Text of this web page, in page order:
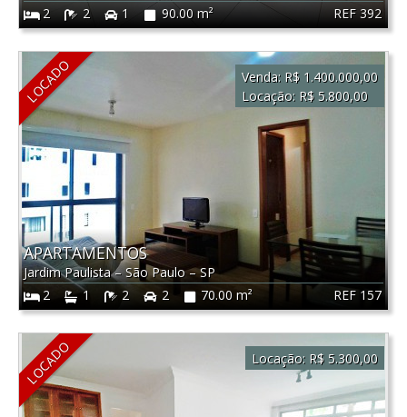
REF 392
2
2 1 90.00 m²
LOCADO
REF 157
APARTAMENTOS
Jardim Paulista–São Paulo–SP
2
1 2 2 70.00 m²
Venda: R$ 1.400.000,00
Locação: R$ 5.800,00
LOCADO Locação: R$ 5.300,00